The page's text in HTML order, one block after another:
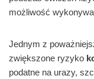
możliwość
Jednym z
zwiększone ryzyko
podatne na urazy,